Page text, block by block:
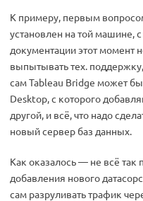
К примеру, первым
установлен на той машине, с
документации этот момент
выпытывать тех.
сам Tableau Bridge может
Desktop, с которого
другой, и всё, что надо
новый сервер баз данных.
Как оказалось — не всё так
добавления нового
сам разруливать трафик